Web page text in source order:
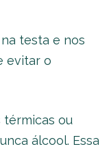
testa e nos
evitar o
térmicas ou
álcool. Essa